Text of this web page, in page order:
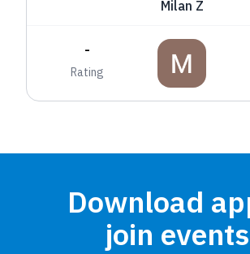
Milan Z
-
Rating
Download
join